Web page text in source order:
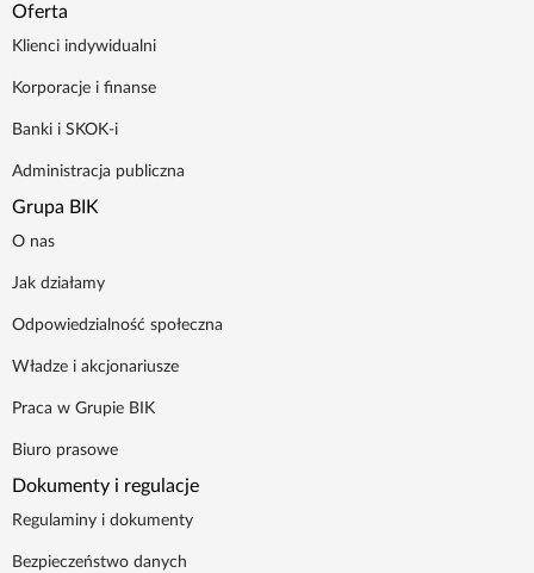
Oferta
Klienci indywidualni
Korporacje i finanse
Banki i SKOK-i
Administracja publiczna
Grupa BIK
O nas
Jak działamy
Odpowiedzialność społeczna
Władze i akcjonariusze
Praca w Grupie BIK
Biuro prasowe
Dokumenty i regulacje
Regulaminy i dokumenty
Bezpieczeństwo danych